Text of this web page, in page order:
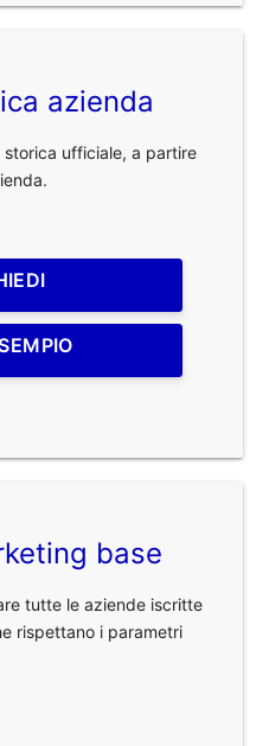
azienda
storica ufficiale, a partire
base
tutte le aziende iscritte
rispettano i parametri